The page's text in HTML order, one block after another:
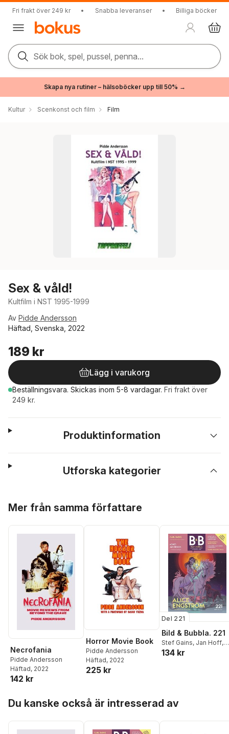
Fri frakt över 249 kr • Snabba leveranser • Billiga böcker
Sök bok, spel, pussel, penna...
Skapa nya rutiner – hälsoböcker upp till 50% →
Kultur Scenkonst och film Film
Sex & våld!
Kultfilm i NST 1995-1999
Av Pidde Andersson
Häftad, Svenska, 2022
189 kr
Lägg i varukorg
Beställningsvara. Skickas inom 5-8 vardagar. Fri frakt över
249 kr.
Produktinformation
Utforska kategorier
Mer från samma författare
Necrofania
Pidde Andersson
Häftad, 2022
142 kr
Horror Movie Book
Pidde Andersson
Häftad, 2022
225 kr
Del 221
Bild & Bubbla. 221
Stef Gains, Jan Hoff,
Håkan Storsaeter
134 kr
Du kanske också är intresserad av